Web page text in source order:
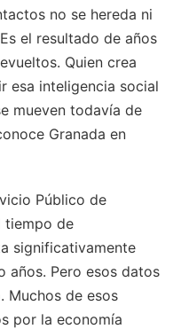
no se hereda ni
el resultado de años
Quien crea
esa inteligencia social
mueven todavía de
Granada en
Público de
tiempo de
significativamente
años. Pero esos datos
Muchos de esos
por la economía